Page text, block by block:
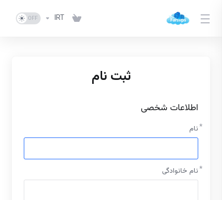
IRT
ثبت نام
اطلاعات شخصی
نام
نام خانوادگی